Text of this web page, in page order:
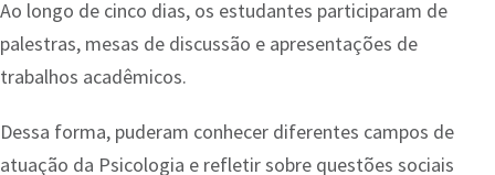
Ao longo de cinco dias, os estudantes participaram de
palestras, mesas de discussão e apresentações de
trabalhos acadêmicos.
Dessa forma, puderam conhecer diferentes campos de
atuação da Psicologia e refletir sobre questões sociais